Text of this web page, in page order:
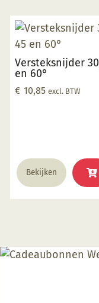
Versteksnijder
en 60°
€ 10,85 excl. BTW
Bekijken